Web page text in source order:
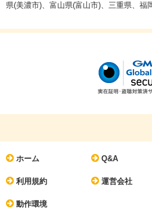
県(美濃市)、富山県(富山市)、三重県、福
ホーム Q&A
利用規約 運営会社
動作環境